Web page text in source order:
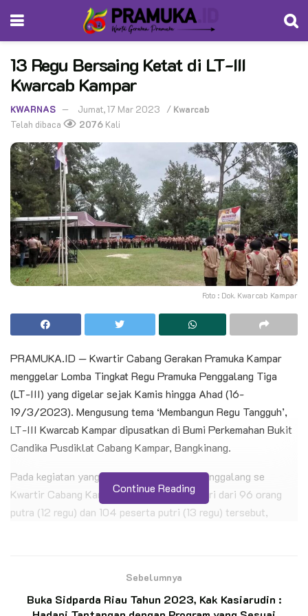
13 Regu Bersaing Ketat di LT-III
Kwarcab Kampar
KWARNAS Jumat, 17 Mar 2023 / Kwarcab
Telah dibaca
2076 Kali
Foto : Dok. Kwarcab Kampar
PRAMUKA.ID — Kwartir Cabang Gerakan Pramuka Kampar
menggelar Lomba Tingkat Regu Pramuka Penggalang Tiga
(LT-III) yang digelar sejak Kamis hingga Ahad (16-
19/3/2023). Mengusung tema ‘Membangun Regu Tangguh’,
LT-III Kwarcab Kampar dipusatkan di Bumi Perkemahan Bukit
Candika Pusdiklat Cabang Kampar, Bangkinang.
Pada kegiatan yang diikuti 200 pramuka penggalang se
Kwartir Cabang Kampar. Para peserta terdiri dari 96 orang
putra (12 regu) dan 104 peserta putri (13 regu) tersebut,
Continue Reading
Sebelumnya
Buka Sidparda Riau Tahun 2023, Kak Kasiarudin :